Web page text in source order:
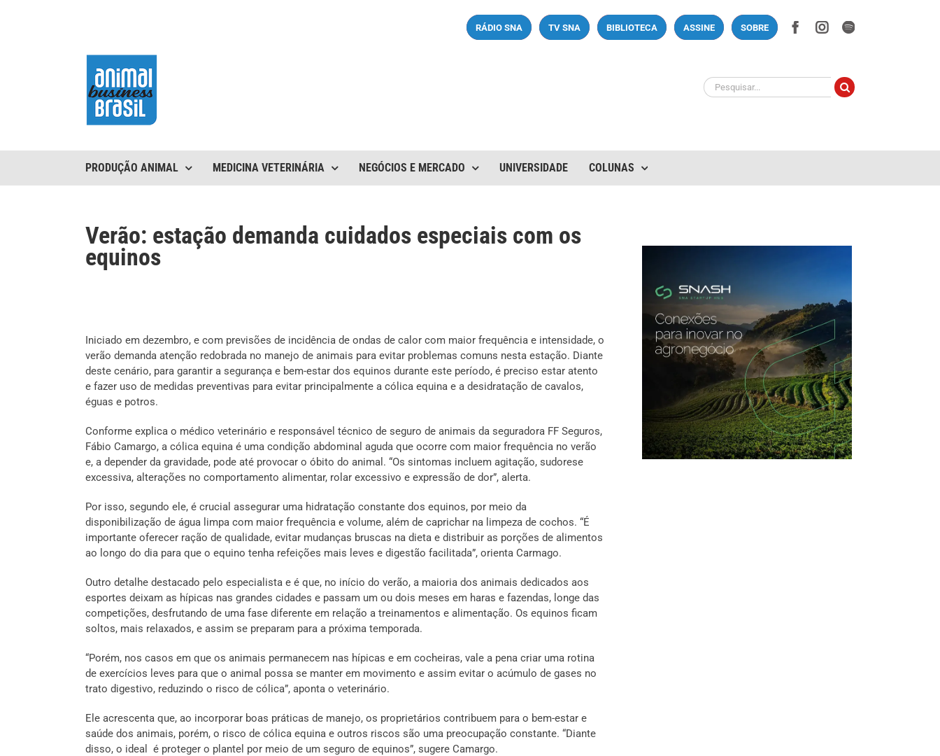
RÁDIO SNA TV SNA BIBLIOTECA ASSINE SOBRE Facebook
Instagram
Spotify
Buscar
resultados
PRODUÇÃO ANIMAL MEDICINA VETERINÁRIA NEGÓCIOS E MERCADO UNIVERSIDADE COLUNAS
Verão: estação demanda cuidados especiais com os
equinos
Iniciado em dezembro, e com previsões de incidência de ondas de calor com maior frequência e intensidade, o
verão demanda atenção redobrada no manejo de animais para evitar problemas comuns nesta estação. Diante
deste cenário, para garantir a segurança e bem-estar dos equinos durante este período, é preciso estar atento
e fazer uso de medidas preventivas para evitar principalmente a cólica equina e a desidratação de cavalos,
éguas e potros.
Conforme explica o médico veterinário e responsável técnico de seguro de animais da seguradora FF Seguros,
Fábio Camargo, a cólica equina é uma condição abdominal aguda que ocorre com maior frequência no verão
e, a depender da gravidade, pode até provocar o óbito do animal. “Os sintomas incluem agitação, sudorese
excessiva, alterações no comportamento alimentar, rolar excessivo e expressão de dor”, alerta.
Por isso, segundo ele, é crucial assegurar uma hidratação constante dos equinos, por meio da
disponibilização de água limpa com maior frequência e volume, além de caprichar na limpeza de cochos. “É
importante oferecer ração de qualidade, evitar mudanças bruscas na dieta e distribuir as porções de alimentos
ao longo do dia para que o equino tenha refeições mais leves e digestão facilitada”, orienta Carmago.
Outro detalhe destacado pelo especialista e é que, no início do verão, a maioria dos animais dedicados aos
esportes deixam as hípicas nas grandes cidades e passam um ou dois meses em haras e fazendas, longe das
competições, desfrutando de uma fase diferente em relação a treinamentos e alimentação. Os equinos ficam
soltos, mais relaxados, e assim se preparam para a próxima temporada.
“Porém, nos casos em que os animais permanecem nas hípicas e em cocheiras, vale a pena criar uma rotina
de exercícios leves para que o animal possa se manter em movimento e assim evitar o acúmulo de gases no
trato digestivo, reduzindo o risco de cólica”, aponta o veterinário.
Ele acrescenta que, ao incorporar boas práticas de manejo, os proprietários contribuem para o bem-estar e
saúde dos animais, porém, o risco de cólica equina e outros riscos são uma preocupação constante. “Diante
disso, o ideal é proteger o plantel por meio de um seguro de equinos”, sugere Camargo.